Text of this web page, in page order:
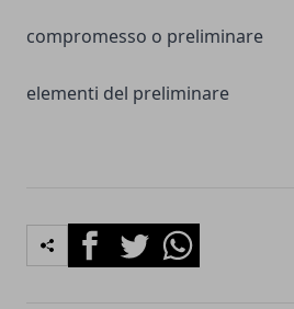
compromesso o preliminare
elementi del preliminare
FacebookTwitterWhatsapp